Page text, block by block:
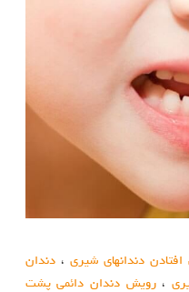
دندانهای شیری ،دندان
،رویش دندان دائمی پشت